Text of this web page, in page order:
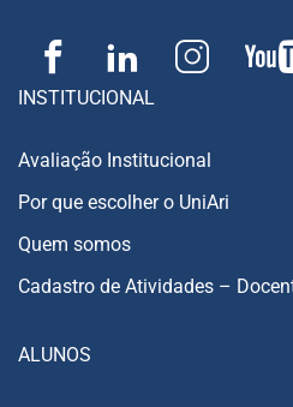
INSTITUCIONAL
Avaliação Institucional
Por que escolher o UniAri
Quem somos
Cadastro de Atividades –
ALUNOS